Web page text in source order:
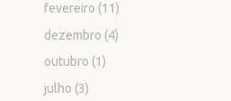
fevereiro (11)
dezembro (4)
outubro (1)
julho (3)